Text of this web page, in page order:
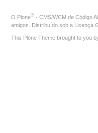
O Plone® - CMS/WCM de Código
amigos. Distribuído sob a Licença
This Plone Theme brought to you